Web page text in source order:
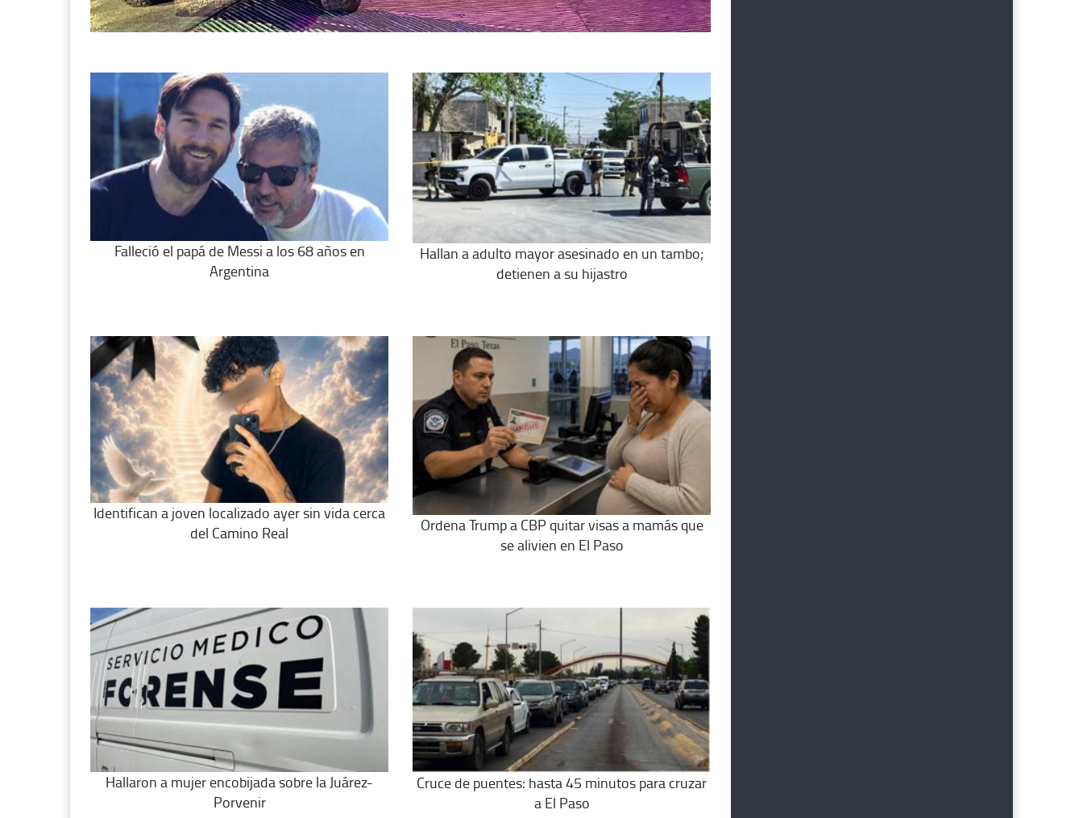
Falleció el papá de Messi a los 68 años en
Argentina
Hallan a adulto mayor asesinado en un tambo;
detienen a su hijastro
Identifican a joven localizado ayer sin vida cerca
del Camino Real
Ordena Trump a CBP quitar visas a mamás que
se alivien en El Paso
Hallaron a mujer encobijada sobre la Juárez-
Porvenir
Cruce de puentes: hasta 45 minutos para cruzar
a El Paso